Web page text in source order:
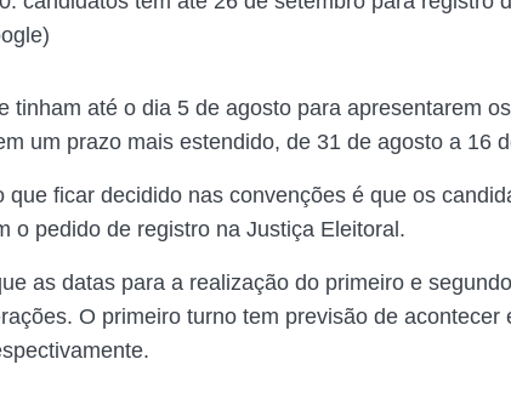
tinham até o dia 5 de agosto para apresentarem
um prazo mais estendido, de 31 de agosto a 16
que ficar decidido nas convenções é que os
o pedido de registro na Justiça Eleitoral.
as datas para a realização do primeiro e
O primeiro turno tem previsão de acontecer